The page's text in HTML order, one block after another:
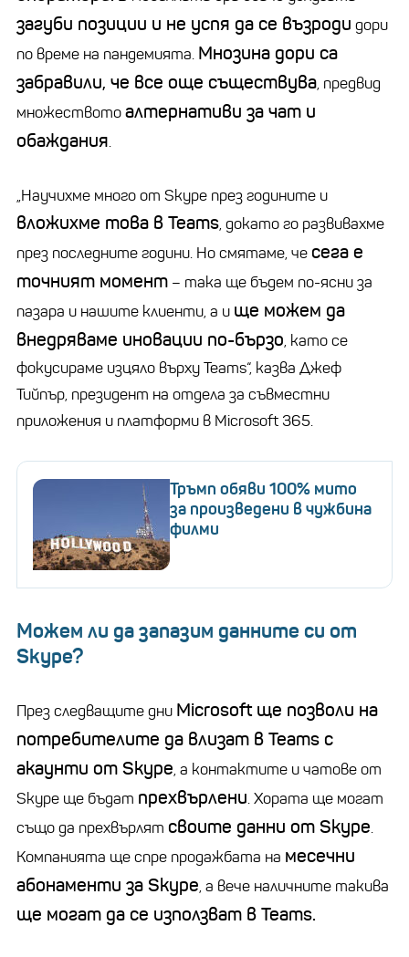
загуби позиции и не успя да се възроди дори
по време на пандемията. Мнозина дори са
забравили, че все още съществува, предвид
множествотоалтернативи за чат и
обаждания.
„Научихме много от Skype през годините и
вложихме това в Teams, докато го развивахме
през последните години. Но смятаме, чесега е
точният момент – така ще бъдем по-ясни за
пазара и нашите клиенти, а и ще можем да
внедряваме иновации по-бързо, като се
фокусираме изцяло върху Teams“, казва Джеф
Тийпър, президент на отдела за съвместни
приложения и платформи в Microsoft 365.
Тръмп обяви 100% мито
за произведени в чужбина
филми
Можем ли да запазим данните си от
Skype?
През следващите дни Microsoft ще позволи на
потребителите да влизат в Teams с
акаунти от Skype, а контактите и чатове от
Skype ще бъдат прехвърлени. Хората ще могат
също да прехвърлят своите данни от Skype.
Компанията ще спре продажбата на месечни
абонаменти за Skype, а вече наличните такива
ще могат да се използват в Teams.